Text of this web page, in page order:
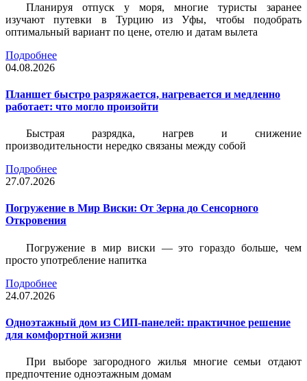
Планируя отпуск у моря, многие туристы заранее
изучают путевки в Турцию из Уфы, чтобы подобрать
оптимальный вариант по цене, отелю и датам вылета
Подробнее
04.08.2026
Планшет быстро разряжается, нагревается и медленно
работает: что могло произойти
Быстрая разрядка, нагрев и снижение
производительности нередко связаны между собой
Подробнее
27.07.2026
Погружение в Мир Виски: От Зерна до Сенсорного
Откровения
Погружение в мир виски — это гораздо больше, чем
просто употребление напитка
Подробнее
24.07.2026
Одноэтажный дом из СИП-панелей: практичное решение
для комфортной жизни
При выборе загородного жилья многие семьи отдают
предпочтение одноэтажным домам